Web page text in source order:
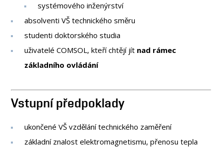
systémového inženýrství
absolventi VŠ technického směru
studenti doktorského studia
uživatelé COMSOL, kteří chtějí jít nad rámec
základního ovládání
Vstupní předpoklady
ukončené VŠ vzdělání technického zaměření
základní znalost elektromagnetismu, přenosu tepla